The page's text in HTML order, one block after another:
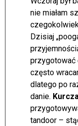
nie miałam
Dzisiaj
przygotować
często
dlatego po
danie.
tandoor –